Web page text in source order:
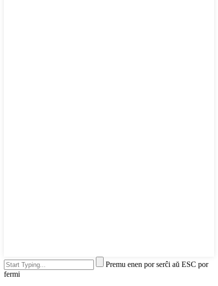
Premu enen por serĉi aŭ ESC por
fermi